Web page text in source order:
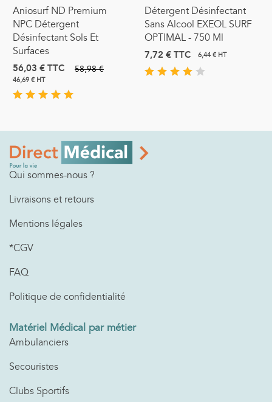
Aniosurf ND Premium
NPC Détergent
Désinfectant Sols Et
Surfaces
56,03 €TTC 58,98 €
46,69 € HT
Détergent Désinfectant
Sans Alcool EXEOL SURF
OPTIMAL - 750 Ml
7,72 €TTC 6,44 € HT
Qui sommes-nous ?
Livraisons et retours
Mentions légales
*CGV
FAQ
Politique de confidentialité
Matériel Médical par métier
Ambulanciers
Secouristes
Clubs Sportifs